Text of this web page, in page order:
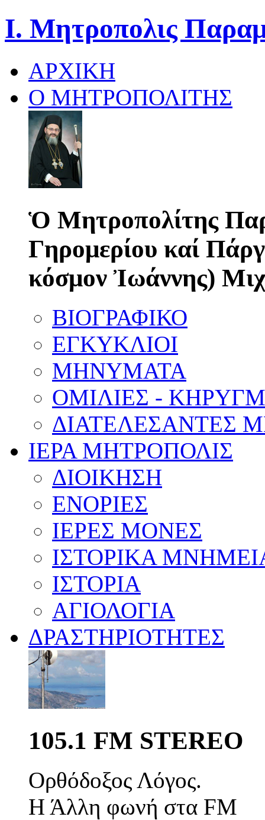
Ι. Μητροπολις
ΑΡΧΙΚΗ
Ο ΜΗΤΡΟΠΟΛΙΤΗΣ
Ὁ Μητροπολίτης
Γηρομερίου καί
κόσμον Ἰωάννης)
ΒΙΟΓΡΑΦΙΚΟ
ΕΓΚΥΚΛΙΟΙ
ΜΗΝΥΜΑΤΑ
ΟΜΙΛΙΕΣ -
ΔΙΑΤΕΛΕΣΑΝΤΕΣ
ΙΕΡΑ ΜΗΤΡΟΠΟΛΙΣ
ΔΙΟΙΚΗΣΗ
ΕΝΟΡΙΕΣ
ΙΕΡΕΣ ΜΟΝΕΣ
ΙΣΤΟΡΙΚΑ
ΙΣΤΟΡΙΑ
ΑΓΙΟΛΟΓΙΑ
ΔΡΑΣΤΗΡΙΟΤΗΤΕΣ
105.1 FM STEREO
Ορθόδοξος Λόγος.
Η Άλλη φωνή στα FM